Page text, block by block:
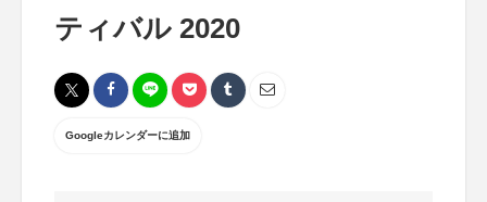
ティバル 2020
Googleカレンダーに追加